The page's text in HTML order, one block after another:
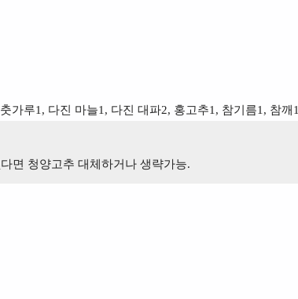
가루1, 다진 마늘1, 다진 대파2, 홍고추1, 참기름1, 참깨1
면 청양고추 대체하거나 생략가능.